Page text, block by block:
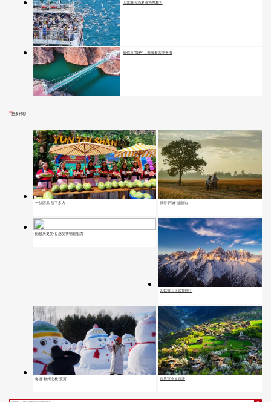
山东海滨消夏游热度攀升
给你点“颜色”，来看看大美青海
更多精彩
一块西瓜 甜了多方 跟着“阿嬷”游潮汕
触摸历史文化 感受博物馆魅力
四姑娘山正式授牌！
冬游“神州北极”漠河 宜居宜业又宜游